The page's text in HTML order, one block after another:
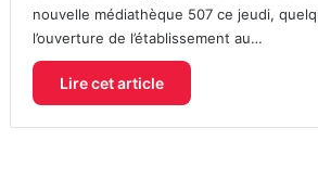
nouvelle médiathèque 507 ce jeudi,
l’ouverture de l’établissement au…
Lire cet article